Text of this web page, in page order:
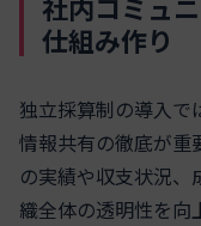
仕組み作り
独立採算制の導入で
情報共有の徹底が重
の実績や収支状況、
織全体の透明性を向